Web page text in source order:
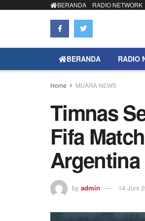
BERANDA RADIO NETWORK
BERANDA RADIO
Home MUARA NEWS
Timnas
Fifa
Argentina
by admin 14 Juni